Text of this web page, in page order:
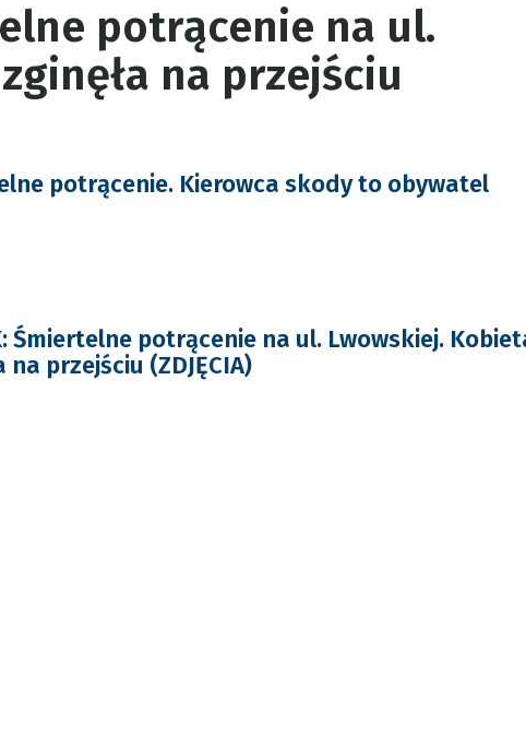
potrącenie na ul.
na przejściu
potrącenie. Kierowca skody to obywatel
Śmiertelne potrącenie na ul. Lwowskiej.
na przejściu (ZDJĘCIA)